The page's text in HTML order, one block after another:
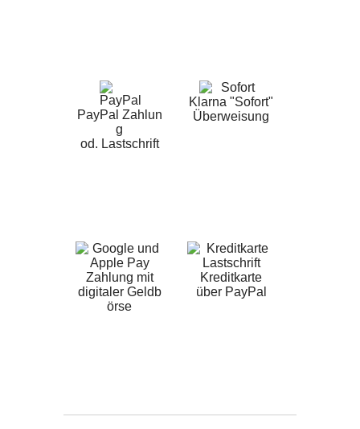
PayPal Zahlun
g
od. Lastschrift
Klarna "Sofort"
Überweisung
Zahlung mit
digitaler Geldb
örse
Kreditkarte
über PayPal